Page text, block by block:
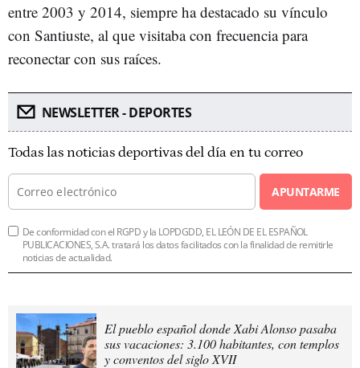
entre 2003 y 2014, siempre ha destacado su vínculo
con Santiuste, al que visitaba con frecuencia para
reconectar con sus raíces.
NEWSLETTER - DEPORTES
Todas las noticias deportivas del día en tu correo
APUNTARME
De conformidad con el RGPD y la LOPDGDD, EL LEÓN DE EL ESPAÑOL
PUBLICACIONES, S.A. tratará los datos facilitados con la finalidad de remitirle
noticias de actualidad.
El pueblo español donde Xabi Alonso pasaba
sus vacaciones: 3.100 habitantes, con templos
y conventos del siglo XVII